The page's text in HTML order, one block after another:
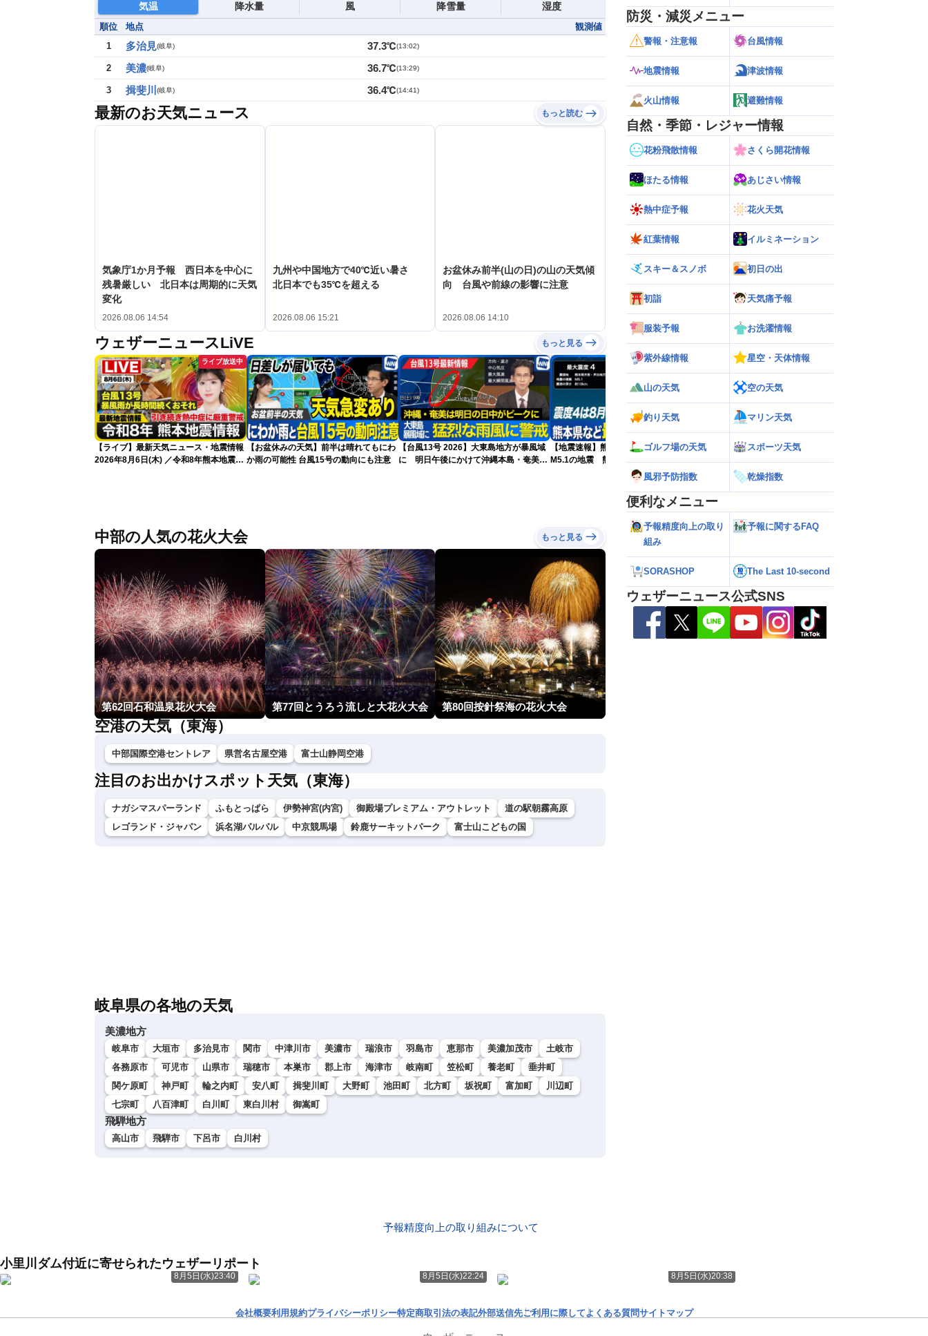
気温 降水量 風 降雪量 湿度
順位 地点
観測値
1
多治見(岐阜) 37.3℃(13:02)
2 美濃(岐阜) 36.7℃(13:29)
3 揖斐川 (岐阜) 36.4℃(14:41)
最新のお天気ニュース もっと読む
気象庁1か月予報 西日本を中心に
残暑厳しい 北日本は周期的に天気
変化
2026.08.06 14:54
九州や中国地方で40℃近い暑さ
北日本でも35℃を超える
2026.08.06 15:21
お盆休み前半(山の日)の山の天気傾
向 台風や前線の影響に注意
2026.08.06 14:10
ウェザーニュースLiVE もっと見る
ライブ放送中
【ライブ】最新天気ニュース・地震情報
2026年8月6日(木) ／令和8年熊本地震情
【お盆休みの天気】前半は晴れてもにわ
か雨の可能性 台風15号の動向にも注意
【台風13号 2026】大東島地方が暴風域
に 明日午後にかけて沖縄本島・奄美通
【地震速報】熊本県天草･芦北地方で
M5.1の地震 熊本県や長崎県、鹿児島県
【雨情報】関東は通勤通学時も弱い雨
中部の人気の花火大会 もっと見る
第62回石和温泉花火大会 第77回とうろう流しと大花火大会 第80回按針祭海の花火大会
空港の天気（東海）
中部国際空港セントレア 県営名古屋空港 富士山静岡空港
注目のお出かけスポット天気（東海）
ナガシマスパーランド ふもとっぱら 伊勢神宮(内宮) 御殿場プレミアム・アウトレット
道の駅朝霧高原
レゴランド・ジャパン
浜名湖パルパル 中京競馬場 鈴鹿サーキットパーク 富士山こどもの国
岐阜県の各地の天気
美濃地方
岐阜市 大垣市 多治見市 関市 中津川市 美濃市 瑞浪市 羽島市 恵那市 美濃加茂市
土岐市
各務原市
可児市 山県市 瑞穂市 本巣市 郡上市 海津市 岐南町 笠松町 養老町
垂井町
関ケ原町
神戸町 輪之内町 安八町 揖斐川町 大野町 池田町 北方町 坂祝町 富加町
川辺町
七宗町
八百津町 白川町 東白川村 御嵩町
飛騨地方
高山市 飛騨市 下呂市 白川村
防災・減災メニュー
警報・注意報 台風情報
地震情報 津波情報
火山情報 避難情報
自然・季節・レジャー情報
花粉飛散情報 さくら開花情報
ほたる情報 あじさい情報
熱中症予報 花火天気
紅葉情報 イルミネーション
スキー＆スノボ 初日の出
初詣 天気痛予報
服装予報 お洗濯情報
紫外線情報 星空・天体情報
山の天気 空の天気
釣り天気 マリン天気
ゴルフ場の天気 スポーツ天気
風邪予防指数 乾燥指数
便利なメニュー
予報精度向上の取り
組み
予報に関するFAQ
SORASHOP The Last 10-second
ウェザーニュース公式SNS
予報精度向上の取り組みについて
小里川ダム付近に寄せられたウェザーリポート
8月5日(水)23:40 8月5日(水)22:24 8月5日(水)20:38
会社概要利用規約プライバシーポリシー特定商取引法の表記外部送信先ご利用に際してよくある質問サイトマップ